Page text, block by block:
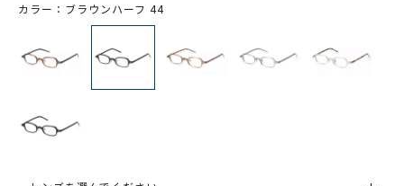
カラー：ブラウンハーフ 44